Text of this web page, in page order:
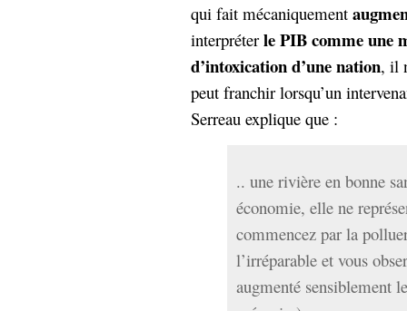
qui fait mécaniquement
interpréter le PIB comme une
d’intoxication d’une nation, il
peut franchir lorsqu’un
Serreau explique que :
.. une rivière en bonne
économie, elle ne
commencez par la
l’irréparable et vous
augmenté sensiblement